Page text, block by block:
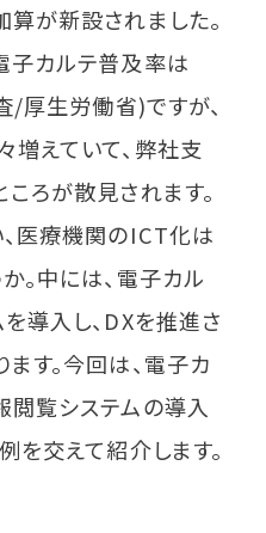
が新設されました。
カルテ普及率は
厚生労働省)ですが、
えていて、弊社支
ろが散見されます。
医療機関のICT化は
。中には、電子カル
導入し、DXを推進さ
す。今回は、電子カ
閲覧システムの導入
を交えて紹介します。